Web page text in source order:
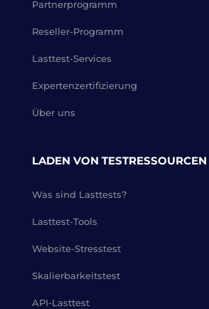
Partnerprogramm
Reseller-Programm
Lasttest-Services
Expertenzertifizierung
Über uns
LADEN VON TESTRESSOURCEN
Was sind Lasttests?
Lasttest-Tools
Website-Stresstest
Skalierbarkeitstest
API-Lasttest